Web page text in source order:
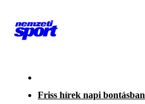
Friss hírek napi bontásban